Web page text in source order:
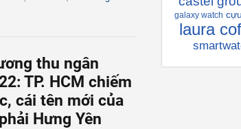
thu ngân
TP. HCM chiếm
cái tên mới của
Hưng Yên
galaxy watch
laura